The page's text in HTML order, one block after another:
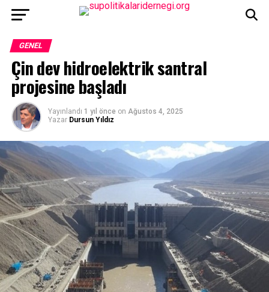
GENEL
Çin dev hidroelektrik santral
projesine başladı
Yayınlandı 1 yıl önce on Ağustos 4, 2025
Yazar Dursun Yıldız